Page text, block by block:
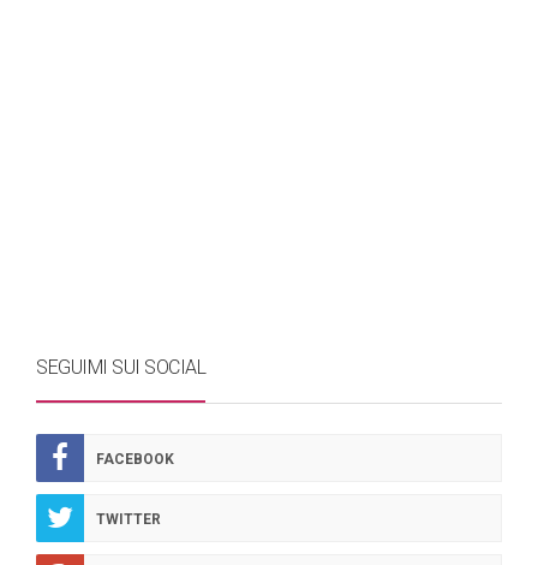
SEGUIMI SUI SOCIAL
FACEBOOK
TWITTER